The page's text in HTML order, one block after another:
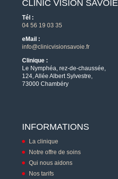
CLINIC VISION SAVOIE
Tél :
04 56 19 03 35
eMail :
info@clinicvisionsavoie.fr
Clinique :
Le Nymphéa, rez-de-chaussée,
124, Allée Albert Sylvestre,
73000 Chambéry
INFORMATIONS
La clinique
Notre offre de soins
Qui nous aidons
Nos tarifs